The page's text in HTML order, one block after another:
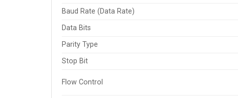
Baud Rate (Data Rate)
Data Bits
Parity Type
Stop Bit
Flow Control